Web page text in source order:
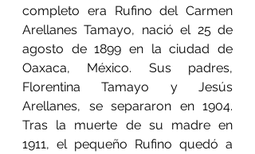
completo era Rufino del Carmen
Arellanes Tamayo, nació el 25 de
agosto de 1899 en la ciudad de
Oaxaca, México. Sus padres,
Florentina Tamayo y Jesús
Arellanes, se separaron en 1904.
Tras la muerte de su madre en
1911, el pequeño Rufino quedó a